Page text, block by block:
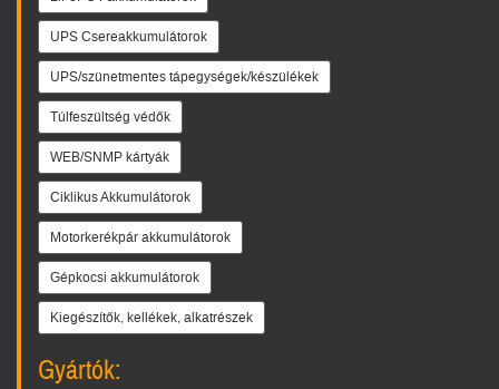
UPS Csereakkumulátorok
UPS/szünetmentes tápegységek/készülékek
Túlfeszültség védők
WEB/SNMP kártyák
Ciklikus Akkumulátorok
Motorkerékpár akkumulátorok
Gépkocsi akkumulátorok
Kiegészítők, kellékek, alkatrészek
Gyártók: